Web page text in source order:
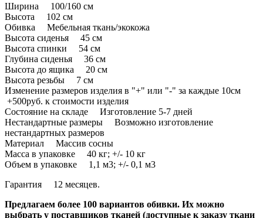
Ширина 100/160 см
Высота 102 см
Обивка Мебельная ткань/экокожа
Высота сиденья 45 см
Высота спинки 54 см
Глубина сиденья 36 см
Высота до ящика 20 см
Высота резьбы 7 см
Изменение размеров изделия в "+" или "-" за каждые 10см
+500руб. к стоимости изделия
Состояние на складе Изготовление 5-7 дней
Нестандартные размеры Возможно изготовление
нестандартных размеров
Материал Массив сосны
Масса в упаковке 40 кг; +/- 10 кг
Объем в упаковке 1,1 м3; +/- 0,1 м3
Гарантия 12 месяцев.
Предлагаем более 100 вариантов обивки. Их можно
выбрать у поставщиков тканей (доступные к заказу ткани